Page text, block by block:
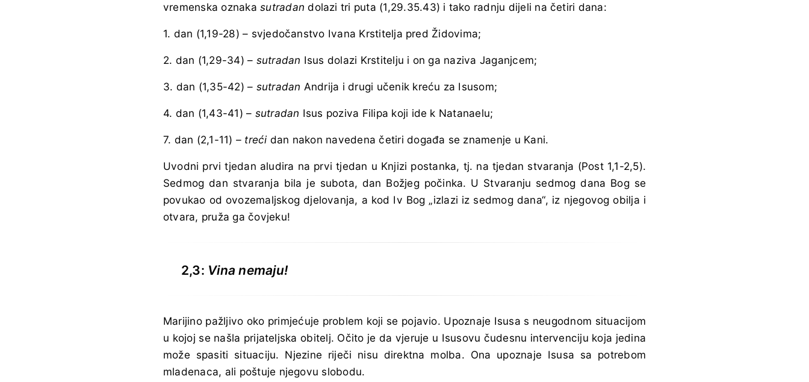
vremenska oznakasutradan dolazi tri puta (1,29.35.43) i tako radnju dijeli na četiri dana:
1. dan (1,19-28) – svjedočanstvo Ivana Krstitelja pred Židovima;
2. dan (1,29-34) – sutradan Isus dolazi Krstitelju i on ga naziva Jaganjcem;
3. dan (1,35-42) – sutradan Andrija i drugi učenik kreću za Isusom;
4. dan (1,43-41) – sutradan Isus poziva Filipa koji ide k Natanaelu;
7. dan (2,1-11) – trećidan nakon navedena četiri događa se znamenje u Kani.
Uvodni prvi tjedan aludira na prvi tjedan u Knjizi postanka, tj. na tjedan stvaranja (Post 1,1-2,5).
Sedmog dan stvaranja bila je subota, dan Božjeg počinka. U Stvaranju sedmog dana Bog se
povukao od ovozemaljskog djelovanja, a kod Iv Bog „izlazi iz sedmog dana“, iz njegovog obilja i
otvara, pruža ga čovjeku!
2,3: Vina nemaju!
Marijino pažljivo oko primjećuje problem koji se pojavio. Upoznaje Isusa s neugodnom situacijom
u kojoj se našla prijateljska obitelj. Očito je da vjeruje u Isusovu čudesnu intervenciju koja jedina
može spasiti situaciju. Njezine riječi nisu direktna molba. Ona upoznaje Isusa sa potrebom
mladenaca, ali poštuje njegovu slobodu.